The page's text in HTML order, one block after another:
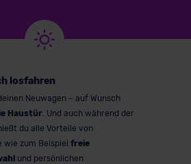
losfahren
Neuwagen – auf Wunsch
Haustür . Und auch während der
du alle Vorteile von
wie zum Beispielfreie
und persönlichen